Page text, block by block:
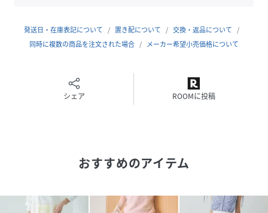
●おすすめのコーディネート
オフィススタイルにもお出かけにも、様々なシーンで活躍し
てくれること間違いなしです。
シンプルコーデ 飲み会コーデ
洗濯方法：手洗い
発送日・在庫表記について 置き配について
交換・返品について
同時に複数の商品を注文された場合
メーカー希望小売価格について
シェア ROOMに投稿
おすすめのアイテム